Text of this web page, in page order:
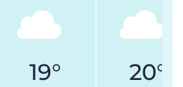
19° 20°